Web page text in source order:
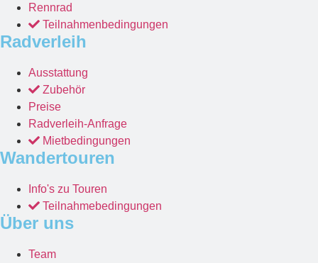
Rennrad
Teilnahmenbedingungen
Radverleih
Ausstattung
Zubehör
Preise
Radverleih-Anfrage
Mietbedingungen
Wandertouren
Info's zu Touren
Teilnahmebedingungen
Über uns
Team